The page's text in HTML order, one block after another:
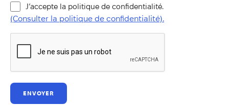
(Consulter
la
politique
J’accepte la politique de confidentialité.
(Consulter la politique de confidentialité).